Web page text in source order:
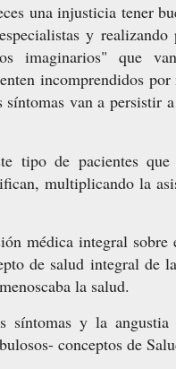
una injusticia tener
y realizando
imaginarios" que
incomprendidos
van a persistir
tipo de pacientes que
multiplicando la
médica integral sobre
de salud integral de
la salud.
síntomas y la
conceptos de